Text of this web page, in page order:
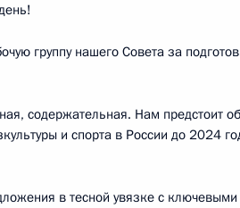
на выборах в
акции «Вахта памяти –
группу нашего Совета за
содержательная. Нам предстоит
и спорта в России до 2024
в тесной увязке с ключевыми